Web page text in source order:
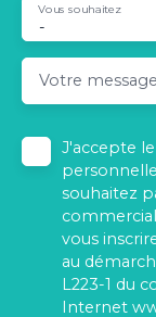
-
Vous souhaitez
Votre message
J'accepte
souhaitez
vous
au
L223-1 du
Internet